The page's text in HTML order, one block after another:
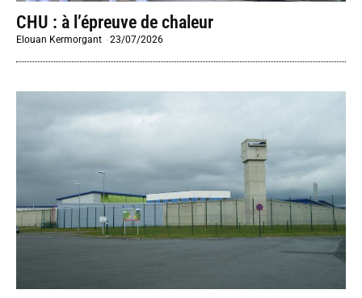
CHU : à l’épreuve de chaleur
Elouan Kermorgant -23/07/2026